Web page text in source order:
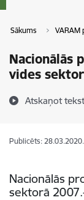
Sākums VARAM
Nacionālās
vides
Atskaņot
Publicēts: 28.03.2020.
Nacionālās
sektorā